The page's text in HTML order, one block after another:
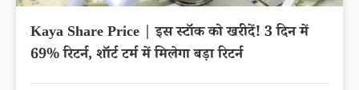
Kaya Share Price | इस स्टॉक को खरीदें! 3 दिन में
69% रिटर्न, शॉर्ट टर्म में मिलेगा बड़ा रिटर्न